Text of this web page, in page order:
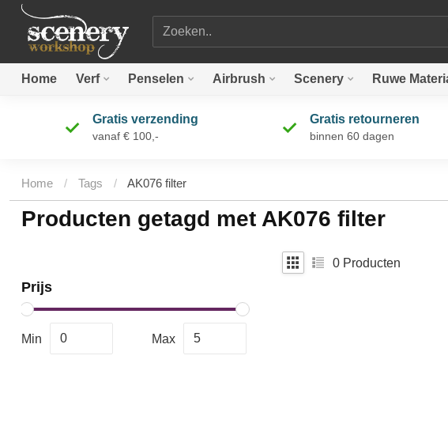
Zoekterm
Home Verf Penselen Airbrush Scenery Ruwe
Gratis verzending
vanaf € 100,-
Gratis retourneren
binnen 60 dagen
Home / Tags / AK076 filter
Producten getagd met AK076 filter
Prijs
Min Max
0 Producten